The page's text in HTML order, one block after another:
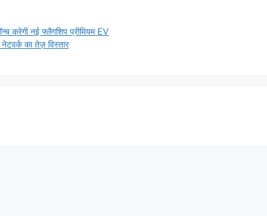
करेगी नई फ्लैगशिप प्रीमियम EV
का तेज़ विस्तार